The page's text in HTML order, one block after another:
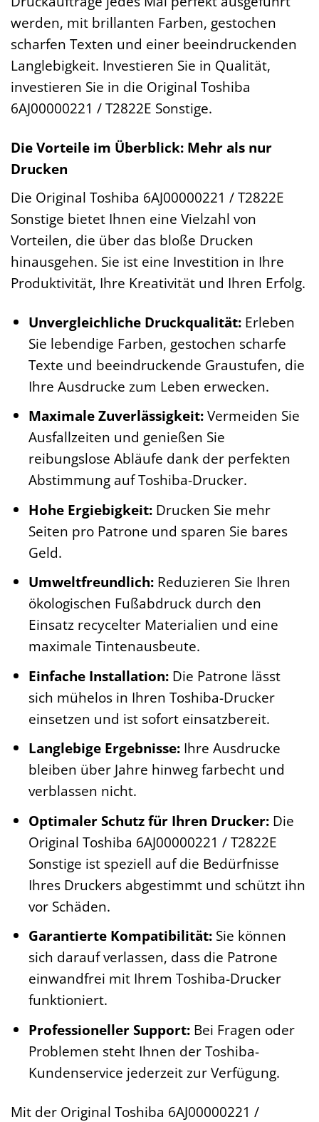
werden, mit brillanten Farben, gestochen
scharfen Texten und einer beeindruckenden
Langlebigkeit. Investieren Sie in Qualität,
investieren Sie in die Original Toshiba
6AJ00000221 / T2822E Sonstige.
Die Vorteile im Überblick: Mehr als nur
Drucken
Die Original Toshiba 6AJ00000221 / T2822E
Sonstige bietet Ihnen eine Vielzahl von
Vorteilen, die über das bloße Drucken
hinausgehen. Sie ist eine Investition in Ihre
Produktivität, Ihre Kreativität und Ihren Erfolg.
Unvergleichliche Druckqualität:Erleben
Sie lebendige Farben, gestochen scharfe
Texte und beeindruckende Graustufen, die
Ihre Ausdrucke zum Leben erwecken.
Maximale Zuverlässigkeit:Vermeiden Sie
Ausfallzeiten und genießen Sie
reibungslose Abläufe dank der perfekten
Abstimmung auf Toshiba-Drucker.
Hohe Ergiebigkeit:Drucken Sie mehr
Seiten pro Patrone und sparen Sie bares
Geld.
Umweltfreundlich:Reduzieren Sie Ihren
ökologischen Fußabdruck durch den
Einsatz recycelter Materialien und eine
maximale Tintenausbeute.
Einfache Installation:Die Patrone lässt
sich mühelos in Ihren Toshiba-Drucker
einsetzen und ist sofort einsatzbereit.
Langlebige Ergebnisse:Ihre Ausdrucke
bleiben über Jahre hinweg farbecht und
verblassen nicht.
Optimaler Schutz für Ihren Drucker:Die
Original Toshiba 6AJ00000221 / T2822E
Sonstige ist speziell auf die Bedürfnisse
Ihres Druckers abgestimmt und schützt ihn
vor Schäden.
Garantierte Kompatibilität:Sie können
sich darauf verlassen, dass die Patrone
einwandfrei mit Ihrem Toshiba-Drucker
funktioniert.
Professioneller Support:Bei Fragen oder
Problemen steht Ihnen der Toshiba-
Kundenservice jederzeit zur Verfügung.
Mit der Original Toshiba 6AJ00000221 /